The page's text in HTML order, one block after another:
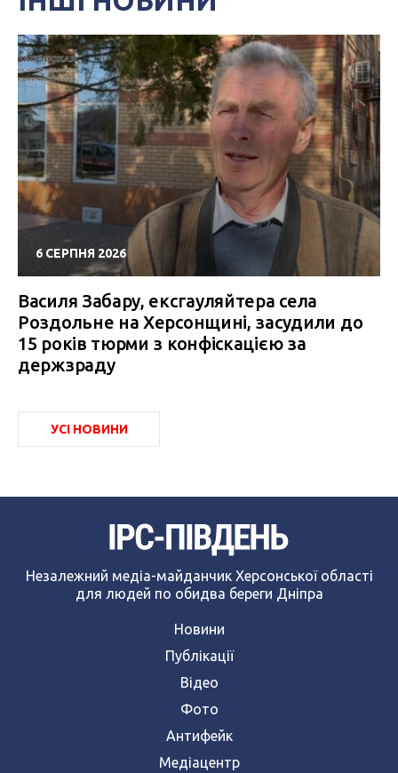
6 СЕРПНЯ 2026
Василя Забару, ексгауляйтера села
Роздольне на Херсонщині, засудили до
15 років тюрми з конфіскацією за
держзраду
УСІ НОВИНИ
Незалежний медіа-майданчик Херсонської області
для людей по обидва береги Дніпра
Новини
Публікації
Відео
Фото
Антифейк
Медіацентр